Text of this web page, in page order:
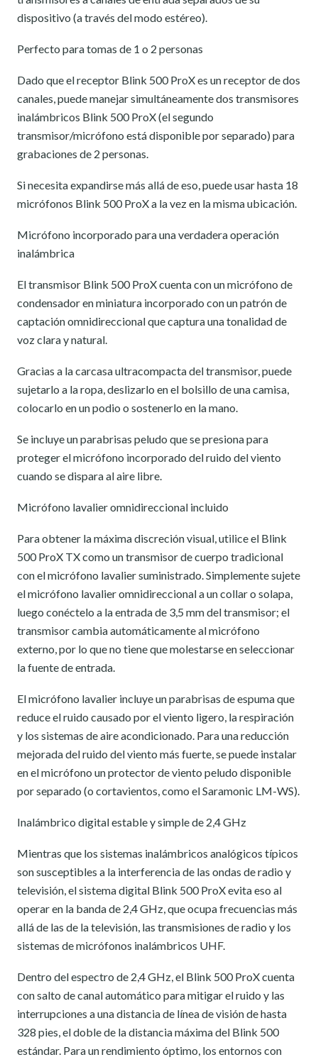
dispositivo (a través del modo estéreo).
Perfecto para tomas de 1 o 2 personas
Dado que el receptor Blink 500 ProX es un receptor de dos
canales, puede manejar simultáneamente dos transmisores
inalámbricos Blink 500 ProX (el segundo
transmisor/micrófono está disponible por separado) para
grabaciones de 2 personas.
Si necesita expandirse más allá de eso, puede usar hasta 18
micrófonos Blink 500 ProX a la vez en la misma ubicación.
Micrófono incorporado para una verdadera operación
inalámbrica
El transmisor Blink 500 ProX cuenta con un micrófono de
condensador en miniatura incorporado con un patrón de
captación omnidireccional que captura una tonalidad de
voz clara y natural.
Gracias a la carcasa ultracompacta del transmisor, puede
sujetarlo a la ropa, deslizarlo en el bolsillo de una camisa,
colocarlo en un podio o sostenerlo en la mano.
Se incluye un parabrisas peludo que se presiona para
proteger el micrófono incorporado del ruido del viento
cuando se dispara al aire libre.
Micrófono lavalier omnidireccional incluido
Para obtener la máxima discreción visual, utilice el Blink
500 ProX TX como un transmisor de cuerpo tradicional
con el micrófono lavalier suministrado. Simplemente sujete
el micrófono lavalier omnidireccional a un collar o solapa,
luego conéctelo a la entrada de 3,5 mm del transmisor; el
transmisor cambia automáticamente al micrófono
externo, por lo que no tiene que molestarse en seleccionar
la fuente de entrada.
El micrófono lavalier incluye un parabrisas de espuma que
reduce el ruido causado por el viento ligero, la respiración
y los sistemas de aire acondicionado. Para una reducción
mejorada del ruido del viento más fuerte, se puede instalar
en el micrófono un protector de viento peludo disponible
por separado (o cortavientos, como el Saramonic LM-WS).
Inalámbrico digital estable y simple de 2,4 GHz
Mientras que los sistemas inalámbricos analógicos típicos
son susceptibles a la interferencia de las ondas de radio y
televisión, el sistema digital Blink 500 ProX evita eso al
operar en la banda de 2,4 GHz, que ocupa frecuencias más
allá de las de la televisión, las transmisiones de radio y los
sistemas de micrófonos inalámbricos UHF.
Dentro del espectro de 2,4 GHz, el Blink 500 ProX cuenta
con salto de canal automático para mitigar el ruido y las
interrupciones a una distancia de línea de visión de hasta
328 pies, el doble de la distancia máxima del Blink 500
estándar. Para un rendimiento óptimo, los entornos con